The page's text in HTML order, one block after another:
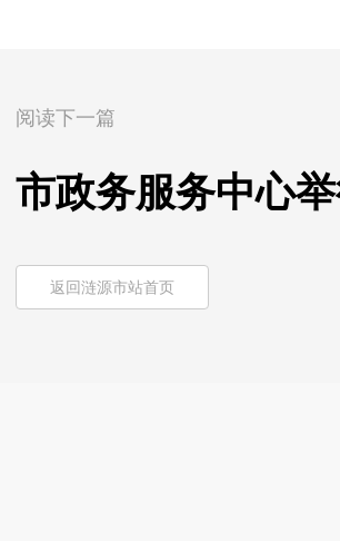
阅读下一篇
市政务服务中心
返回涟源市站首页